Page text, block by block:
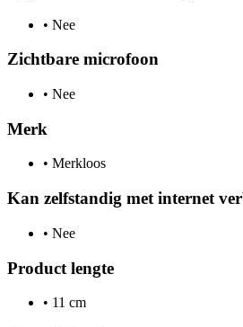
• Nee
Zichtbare microfoon
• Nee
Merk
• Merkloos
Kan zelfstandig met internet
• Nee
Product lengte
• 11 cm